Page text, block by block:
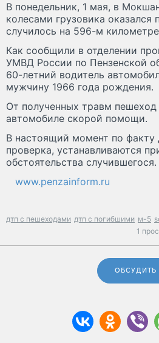
В понедельник, 1 мая, в
колесами грузовика
случилось на 596-м
Как сообщили в отделении
УМВД России по Пензенской
60-летний водитель
мужчину 1966 года рождения.
От полученных травм пешеход
автомобиле скорой помощи.
В настоящий момент по факту
проверка, устанавливаются
обстоятельства случившегося.
www.penzainform.ru
дтп с пешеходами дтп с погибшими м-5
1
ОБСУДИТЬ